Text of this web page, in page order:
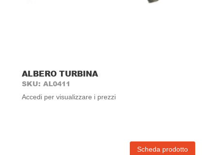
ALBERO TURBINA
SKU: AL0411
Accedi per visualizzare i prezzi
Scheda prodotto